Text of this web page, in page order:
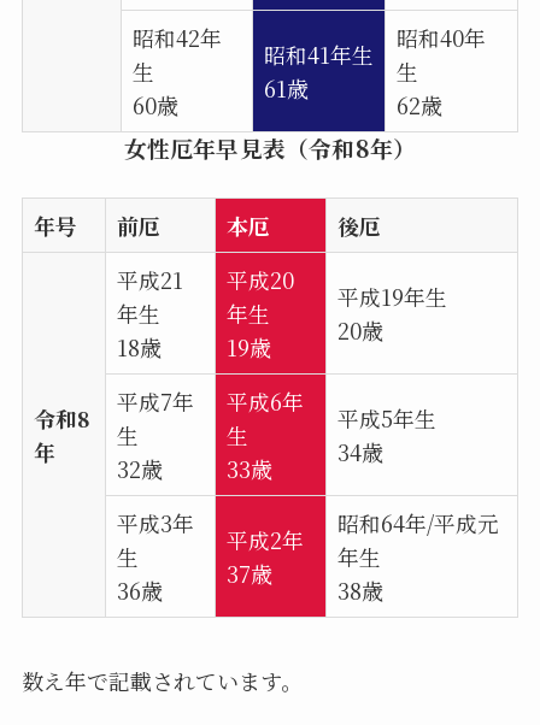
昭和42年
生
60歳
昭和41年生
61歳
昭和40年
生
62歳
女性厄年早見表（令和8年）
年号 前厄 本厄 後厄
令和8
年
平成21
年生
18歳
平成20
年生
19歳
平成19年生
20歳
平成7年
生
32歳
平成6年
生
33歳
平成5年生
34歳
平成3年
生
36歳
平成2年
37歳
昭和64年/平成元
年生
38歳
数え年で記載されています。